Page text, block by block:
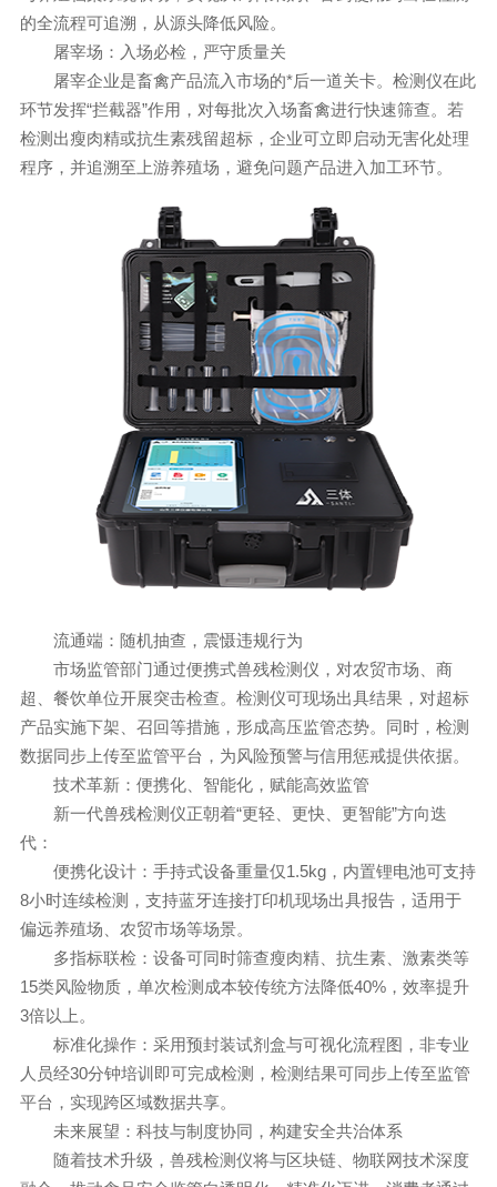
的全流程可追溯，从源头降低风险。
屠宰场：入场必检，严守质量关
屠宰企业是畜禽产品流入市场的*后一道关卡。检测仪在此
环节发挥“拦截器”作用，对每批次入场畜禽进行快速筛查。若
检测出瘦肉精或抗生素残留超标，企业可立即启动无害化处理
程序，并追溯至上游养殖场，避免问题产品进入加工环节。
流通端：随机抽查，震慑违规行为
市场监管部门通过便携式兽残检测仪，对农贸市场、商
超、餐饮单位开展突击检查。检测仪可现场出具结果，对超标
产品实施下架、召回等措施，形成高压监管态势。同时，检测
数据同步上传至监管平台，为风险预警与信用惩戒提供依据。
技术革新：便携化、智能化，赋能高效监管
新一代兽残检测仪正朝着“更轻、更快、更智能”方向迭
代：
便携化设计：手持式设备重量仅1.5kg，内置锂电池可支持
8小时连续检测，支持蓝牙连接打印机现场出具报告，适用于
偏远养殖场、农贸市场等场景。
多指标联检：设备可同时筛查瘦肉精、抗生素、激素类等
15类风险物质，单次检测成本较传统方法降低40%，效率提升
3倍以上。
标准化操作：采用预封装试剂盒与可视化流程图，非专业
人员经30分钟培训即可完成检测，检测结果可同步上传至监管
平台，实现跨区域数据共享。
未来展望：科技与制度协同，构建安全共治体系
随着技术升级，兽残检测仪将与区块链、物联网技术深度